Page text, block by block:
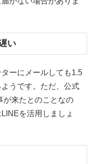
い
ーにメールしても1.5
うです。ただ、公式
が来たとのことなの
を活用しましょ